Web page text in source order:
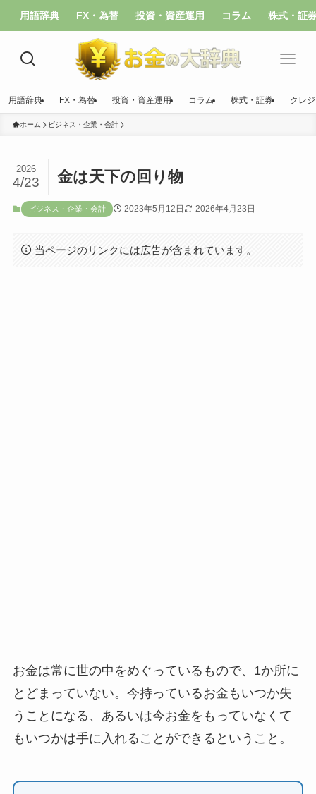
用語辞典 FX・為替 投資・資産運用 コラム 株式・証
用語辞典 FX・為替 投資・資産運用 コラム 株式・証券 クレ
ホーム ビジネス・企業・会計
金は天下の回り物
2026
4/23
ビジネス・企業・会計 2023年5月12日 2026年4月23日
当ページのリンクには広告が含まれています。
お金は常に世の中をめぐっているもので、1か所に
とどまっていない。今持っているお金もいつか失
うことになる、あるいは今お金をもっていなくて
もいつかは手に入れることができるということ。